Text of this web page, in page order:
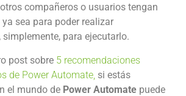
compañeros o usuarios tengan
sea para poder realizar
para ejecutarlo.
post sobre 5 recomendaciones
de Power Automate, si estás
el mundo de Power Automate puede